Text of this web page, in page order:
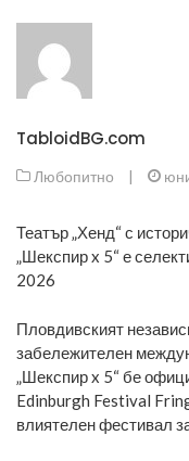
TabloidBG.com
Любопитно |
Театър „Хенд“ с
„Шекспир x 5“ е
2026
Пловдивският
забележителен
„Шекспир x 5“ бе
Edinburgh Festival
влиятелен фестивал